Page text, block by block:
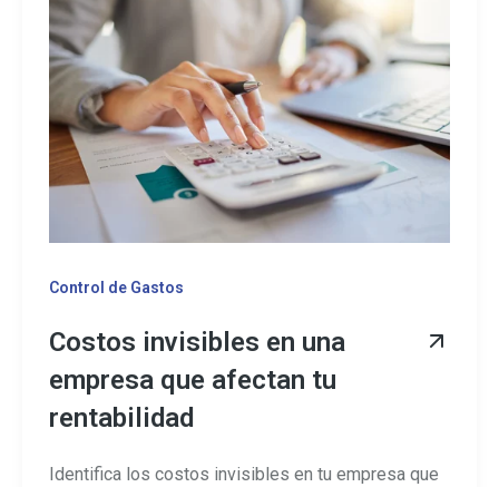
Control de Gastos
Costos invisibles en una
empresa que afectan tu
rentabilidad
Identifica los costos invisibles en tu empresa que